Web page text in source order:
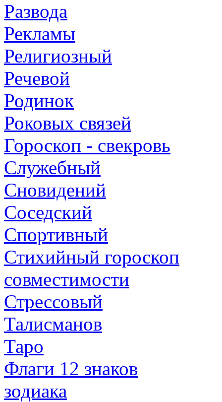
Развода
Рекламы
Религиозный
Речевой
Родинок
Роковых связей
Гороскоп - свекровь
Служебный
Сновидений
Соседский
Спортивный
Стихийный гороскоп
совместимости
Стрессовый
Талисманов
Таро
Флаги 12 знаков
зодиака